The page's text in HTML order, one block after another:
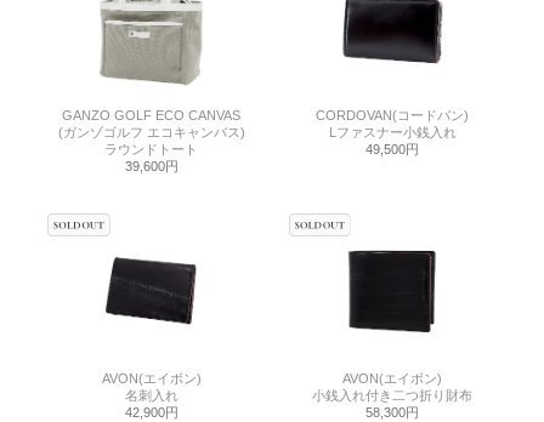
GANZO GOLF ECO CANVAS
(ガンゾゴルフ エコキャンバス)
ラウンドトート
39,600円
CORDOVAN(コードバン)
Lファスナー小銭入れ
49,500円
AVON(エイボン)
名刺入れ
42,900円
AVON(エイボン)
小銭入れ付き二つ折り財布
58,300円